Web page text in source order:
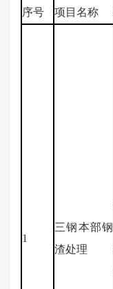
序号 项目名称
1
三钢本部钢
渣处理